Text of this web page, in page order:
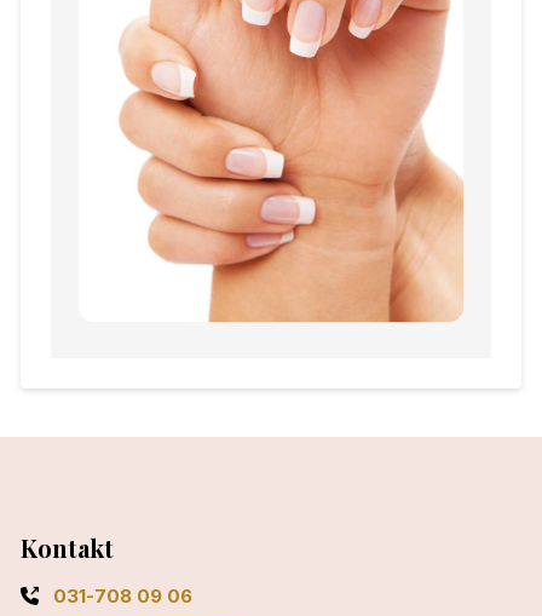
Kontakt
031-708 09 06